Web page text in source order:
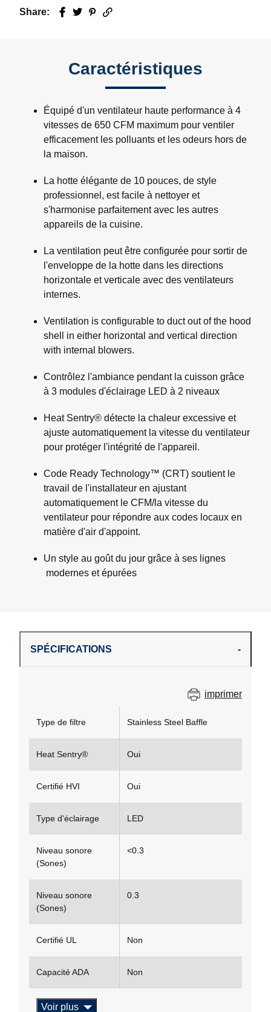
Share: Facebook
TwitterPinterest
Email
Caractéristiques
Équipé d'un ventilateur haute performance à 4
vitesses de 650 CFM maximum pour ventiler
efficacement les polluants et les odeurs hors de
la maison.
La hotte élégante de 10 pouces, de style
professionnel, est facile à nettoyer et
s'harmonise parfaitement avec les autres
appareils de la cuisine.
La ventilation peut être configurée pour sortir de
l'enveloppe de la hotte dans les directions
horizontale et verticale avec des ventilateurs
internes.
Ventilation is configurable to duct out of the hood
shell in either horizontal and vertical direction
with internal blowers.
Contrôlez l'ambiance pendant la cuisson grâce
à 3 modules d'éclairage LED à 2 niveaux
Heat Sentry® détecte la chaleur excessive et
ajuste automatiquement la vitesse du ventilateur
pour protéger l'intégrité de l'appareil.
Code Ready Technology™ (CRT) soutient le
travail de l'installateur en ajustant
automatiquement le CFM/la vitesse du
ventilateur pour répondre aux codes locaux en
matière d'air d'appoint.
Un style au goût du jour grâce à ses lignes
modernes et épurées
SPÉCIFICATIONS
imprimer
Type de filtre Stainless Steel Baffle
Heat Sentry® Oui
Certifié HVI Oui
Type d'éclairage LED
Niveau sonore
(Sones)
<0.3
Niveau sonore
(Sones)
0.3
Certifié UL Non
Capacité ADA Non
Voir plus